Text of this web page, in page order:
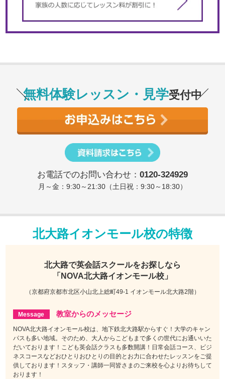
無料体験レッスン・見学受付中
お電話でのお問い合わせ： 0120-324929
月～金：9:30～21:30（土日祝：9:30～18:30）
北大路イオンモール校の特徴
北大路で英会話スクールをお探しなら
「NOVA北大路イオンモール校」
（京都府京都市北区小山北上総町49-1 イオンモール北大路2階）
教室からのメッセージ
NOVA北大路イオンモール校は、地下鉄北大路駅からすぐ！大学のキャン
パスも多い地域。そのため、大人からこどもまで多くの世代にお通いいた
だいております！こども英会話クラスも多数開講！日常会話コース、ビジ
ネスコースなどおひとりおひとりの目的とお力に合わせたレッスンをご提
供しております！スタッフ・講師一同皆さまのご来校を心よりお待ちして
おります！